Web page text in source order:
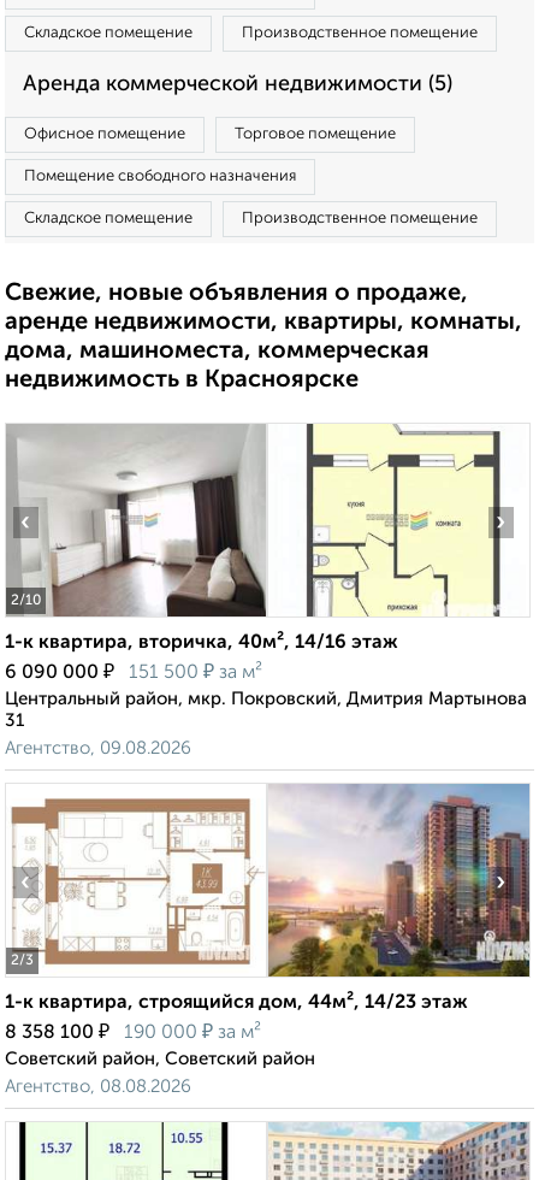
Складское помещение Производственное помещение
Аренда коммерческой недвижимости (5)
Офисное помещение Торговое помещение
Помещение свободного назначения
Складское помещение Производственное помещение
Свежие, новые объявления о продаже,
аренде недвижимости, квартиры, комнаты,
дома, машиноместа, коммерческая
недвижимость в Красноярске
2/10
‹ ›
1-к квартира, вторичка, 40м², 14/16 этаж
6 090 000 ₽ 151 500 ₽ за м²
Центральный район, мкр. Покровский, Дмитрия Мартынова
31
Агентство, 09.08.2026
2/3
‹ ›
1-к квартира, строящийся дом, 44м², 14/23 этаж
8 358 100 ₽ 190 000 ₽ за м²
Советский район, Советский район
Агентство, 08.08.2026